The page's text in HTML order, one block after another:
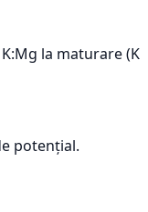
la maturare (K
potențial.